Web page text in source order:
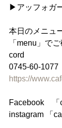
▶︎アッフォガ
本日のメニュ
「menu」で
cord
0745-60-1077
https://
Facebook　
instagram 「